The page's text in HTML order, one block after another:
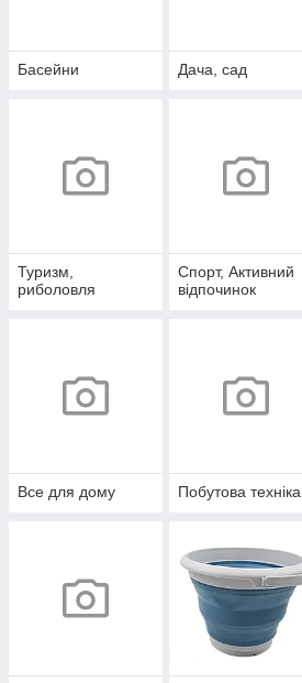
Басейни Дача, сад
Туризм,
риболовля
Спорт, Активний
відпочинок
Все для дому Побутова техніка